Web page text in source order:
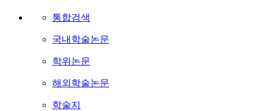
통합검색
국내학술논문
학위논문
해외학술논문
학술지